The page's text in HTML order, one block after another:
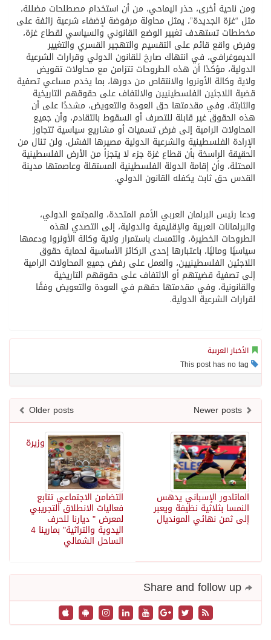
ومن ناحية أخرى، حذر اليماحي، من أن استخدام مصطلحات مضللة،
مثل “غزة الجديدة”، يمثل محاولة مرفوضة لإضفاء شرعية زائفة على
مخططات تستهدف تغيير الوضع القانوني والسياسي لقطاع غزة،
وفرض واقع قائم على التقسيم والتهجير القسري والتغيير
الديموغرافي، في انتهاك صارخ للقانون الدولي وقرارات الشرعية
الدولية، مؤكدًا أن هذه الطروحات تتزامن مع محاولات تقويض
ولاية وكالة الأونروا والانتقاص من دورها، بما يخدم مساعي تصفية
قضية اللاجئين الفلسطينيين والالتفاف على حقوقهم التاريخية
والثابتة، وفي مقدمتها حق العودة والتعويض، مشددًا على أن
هذه الحقوق غير قابلة للتصرف أو السقوط بالتقادم، وأن جميع
المحاولات الرامية إلى فرض تسميات أو مشاريع سياسية تتجاوز
الإرادة الفلسطينية والشرعية الدولية مصيرها الفشل، ولن تنال من
الحقيقة الراسخة بأن قطاع غزة جزء لا يتجزأ من الأرض الفلسطينية
المحتلة، وأن إقامة الدولة الفلسطينية المستقلة وعاصمتها مدينة
القدس حق ثابت يكفله القانون الدولي.
ودعا رئيس البرلمان العربي الأمم المتحدة، والمجتمع الدولي،
والبرلمانات العربية والإقليمية والدولية، إلى التصدي لهذه
الطروحات الخطيرة، والتمسك باستمرار ولاية وكالة الأونروا ودعمها
سياسيًا وماليًا، باعتبارها إحدى الركائز الأساسية لحماية حقوق
اللاجئين الفلسطينيين، والعمل على رفض جميع المحاولات الرامية
إلى تصفية قضيتهم أو الالتفاف على حقوقهم التاريخية
والقانونية، وفي مقدمتها حقهم في العودة والتعويض وفقًا
لقرارات الشرعية الدولية.
الأخبار العربية
Older posts
وزيرة
التضامن الاجتماعي تتابع
فعاليات الانطلاق التجريبي
لمعرض " ديارنا للحرف
اليدوية والتراثية" بمارينا 4
الساحل الشمالي
الماتادور الإسباني يدهس
النمسا بثلاثية نظيفة ويعبر
إلى ثمن نهائي المونديال